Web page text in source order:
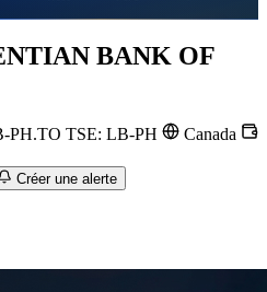
BANK OF
PH.TO TSE: LB-PH
Canada
Créer une alerte